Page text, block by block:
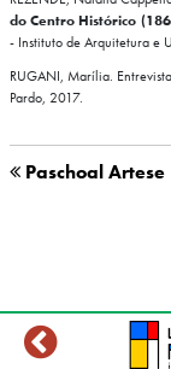
do Centro Histórico
- Instituto de Arquitetura e
RUGANI, Marília.
Pardo, 2017.
Paschoal Artese